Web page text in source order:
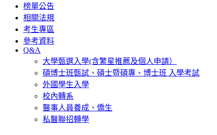
榜單公告
相關法規
考生專區
參考資料
Q&A
大學甄選入學(含繁星推薦及個人申請）
碩博士班甄試、碩士暨碩專、博士班 入學考試
外國學生入學
校內轉系
醫事人員養成、僑生
私醫聯招轉學